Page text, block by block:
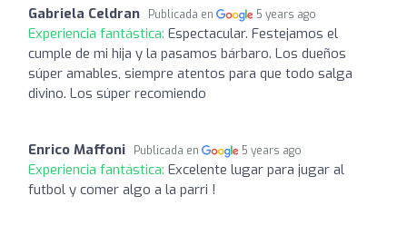
Gabriela Celdran Publicada en 5 years ago
Experiencia fantástica: Espectacular. Festejamos el
cumple de mi hija y la pasamos bárbaro. Los dueños
súper amables, siempre atentos para que todo salga
divino. Los súper recomiendo
Enrico Maffoni Publicada en 5 years ago
Experiencia fantástica: Excelente lugar para jugar al
futbol y comer algo a la parri !